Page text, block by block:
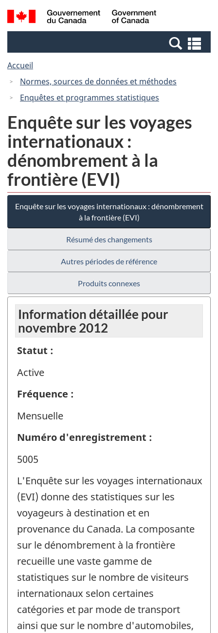
Passer
au
Passer
à
Canada
Recherche
et
et
Accueil
Normes, sources de données et méthodes
Enquêtes et programmes statistiques
Enquête sur les voyages
internationaux :
dénombrement à la
frontière (EVI)
Enquête sur les voyages internationaux : dénombrement
à la frontière (EVI)
Résumé des changements
Autres périodes de référence
Produits connexes
Information détaillée pour
novembre 2012
Statut :
Active
Fréquence :
Mensuelle
Numéro d'enregistrement :
5005
L'Enquête sur les voyages internationaux
(EVI) donne des statistiques sur les
voyageurs à destination et en
provenance du Canada. La composante
sur le dénombrement à la frontière
recueille une vaste gamme de
statistiques sur le nombre de visiteurs
internationaux selon certaines
catégories et par mode de transport
ainsi que sur le nombre d'automobiles,